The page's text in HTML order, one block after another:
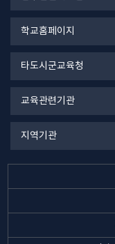
학교홈페이지
타도시군교육청
교육관련기관
지역기관